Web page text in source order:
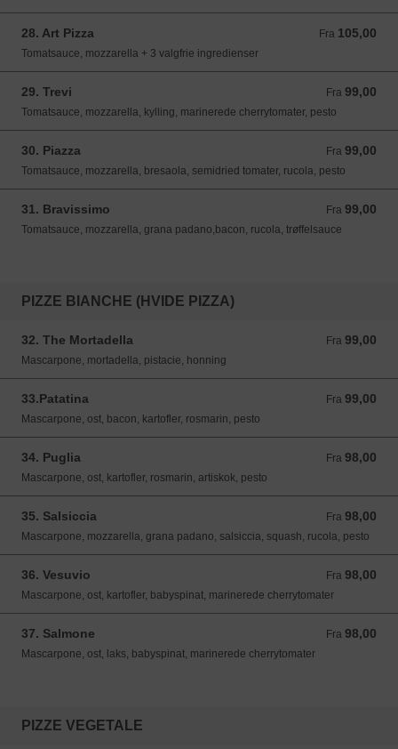
28. Art Pizza Fra 105,00
Fra 105,00 DKK
Tomatsauce, mozzarella + 3 valgfrie ingredienser
29. Trevi Fra 99,00
Fra 99,00 DKK
Tomatsauce, mozzarella, kylling, marinerede cherrytomater, pesto
30. Piazza Fra 99,00
Fra 99,00 DKK
Tomatsauce, mozzarella, bresaola, semidried tomater, rucola, pesto
31. Bravissimo Fra 99,00
Fra 99,00 DKK
Tomatsauce, mozzarella, grana padano,bacon, rucola, trøffelsauce
PIZZE BIANCHE (HVIDE PIZZA)
32. The Mortadella Fra 99,00
Fra 99,00 DKK
Mascarpone, mortadella, pistacie, honning
33.Patatina Fra 99,00
Fra 99,00 DKK
Mascarpone, ost, bacon, kartofler, rosmarin, pesto
34. Puglia Fra 98,00
Fra 98,00 DKK
Mascarpone, ost, kartofler, rosmarin, artiskok, pesto
35. Salsiccia Fra 98,00
Fra 98,00 DKK
Mascarpone, mozzarella, grana padano, salsiccia, squash, rucola, pesto
36. Vesuvio Fra 98,00
Fra 98,00 DKK
Mascarpone, ost, kartofler, babyspinat, marinerede cherrytomater
37. Salmone Fra 98,00
Fra 98,00 DKK
Mascarpone, ost, laks, babyspinat, marinerede cherrytomater
PIZZE VEGETALE